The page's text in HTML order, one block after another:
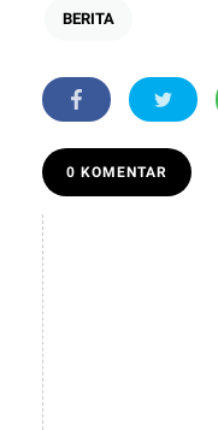
BERITA
0 KOMENTAR